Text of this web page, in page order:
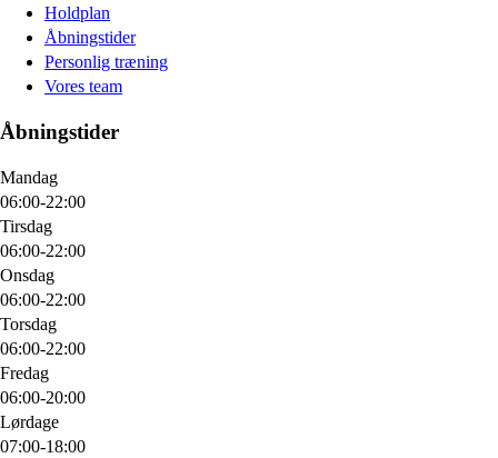
Holdplan
Åbningstider
Personlig træning
Vores team
Åbningstider
Mandag
06:00-22:00
Tirsdag
06:00-22:00
Onsdag
06:00-22:00
Torsdag
06:00-22:00
Fredag
06:00-20:00
Lørdage
07:00-18:00